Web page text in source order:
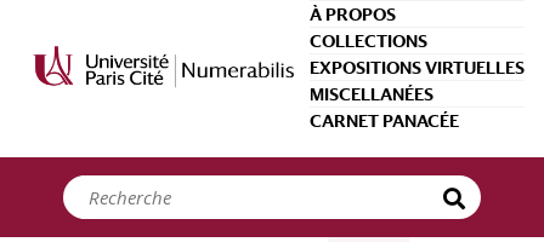
À PROPOS
COLLECTIONS
EXPOSITIONS VIRTUELLES
MISCELLANÉES
CARNET PANACÉE